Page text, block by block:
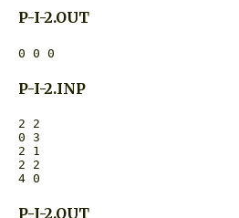
P-I-2.OUT
P-I-2.INP
2 2
0 3
2 1
2 2
P-I-2.OUT